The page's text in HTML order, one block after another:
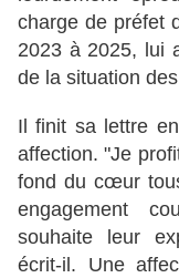
charge de préfet
2023 à 2025, lui
de la situation
Il finit sa lettre
affection. "Je
fond du cœur
engagement
souhaite leur
écrit-il. Une